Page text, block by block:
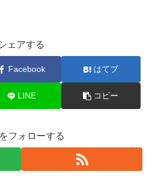
ェアする
Facebook はてブ
LINE コピー
フォローする